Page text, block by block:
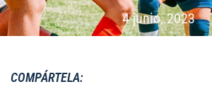
4 junio, 2023
COMPÁRTELA: